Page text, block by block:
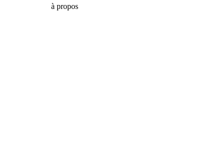
à propos